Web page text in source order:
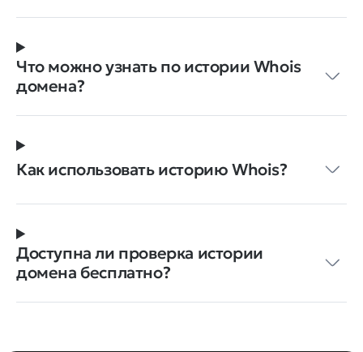
Что можно узнать по истории Whois
домена?
Как использовать историю Whois?
Доступна ли проверка истории
домена бесплатно?